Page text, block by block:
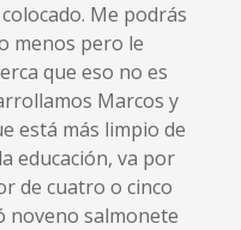
Me podrás
menos pero le
que eso no es
Marcos y
está más limpio de
educación, va por
de cuatro o cinco
noveno salmonete